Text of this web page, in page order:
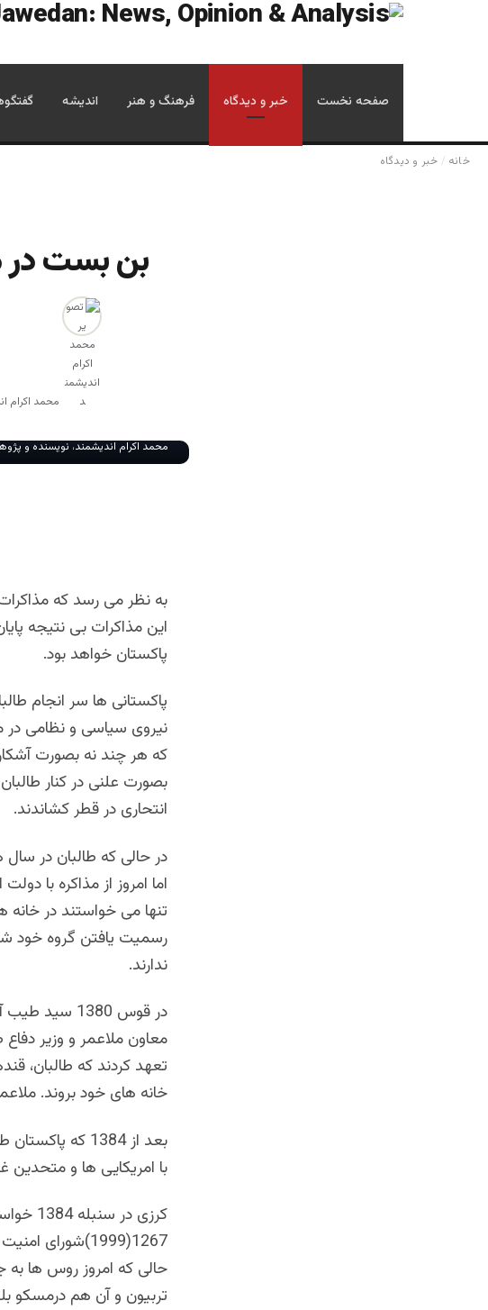
صفحه نخست خبر و دیدگاه فرهنگ و هنر اندیشه
خانه / خبر و دیدگاه
بن بست در
محمد اکرام
محمد اکرام اندیشمند، نویسنده و
به نظر می رسد که
این مذاکرات بی نتیجه
پاکستان خواهد بود.
پاکستانی ها سر انجام
نیروی سیاسی و نظامی در
که هر چند نه بصورت
بصورت علنی در کنار
انتحاری در قطر کشاندند.
در حالی که طالبان در سال
اما امروز از مذاکره با
تنها می خواستند در خانه
رسمیت یافتن گروه خود
ندارند.
در قوس 1380
معاون ملاعمر و وزیر
تعهد کردند که طالبان،
خانه های خود بروند.
بعد از 1384 که
با امریکایی ها و متحدین
حالی که امروز روس ها
تربیون و آن هم درمسکو